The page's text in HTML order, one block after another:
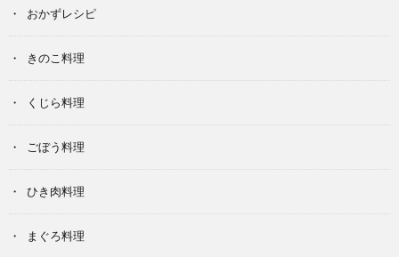
おかずレシピ
きのこ料理
くじら料理
ごぼう料理
ひき肉料理
まぐろ料理